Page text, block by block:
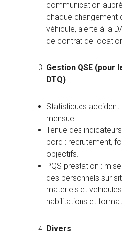
communication
chaque changement
véhicule, alerte à la
de contrat de
Gestion QSE (pour
DTQ)
Statistiques accident
mensuel
Tenue des
bord : recrutement,
objectifs.
PQS prestation :
des personnels sur
matériels et
habilitations et
Divers